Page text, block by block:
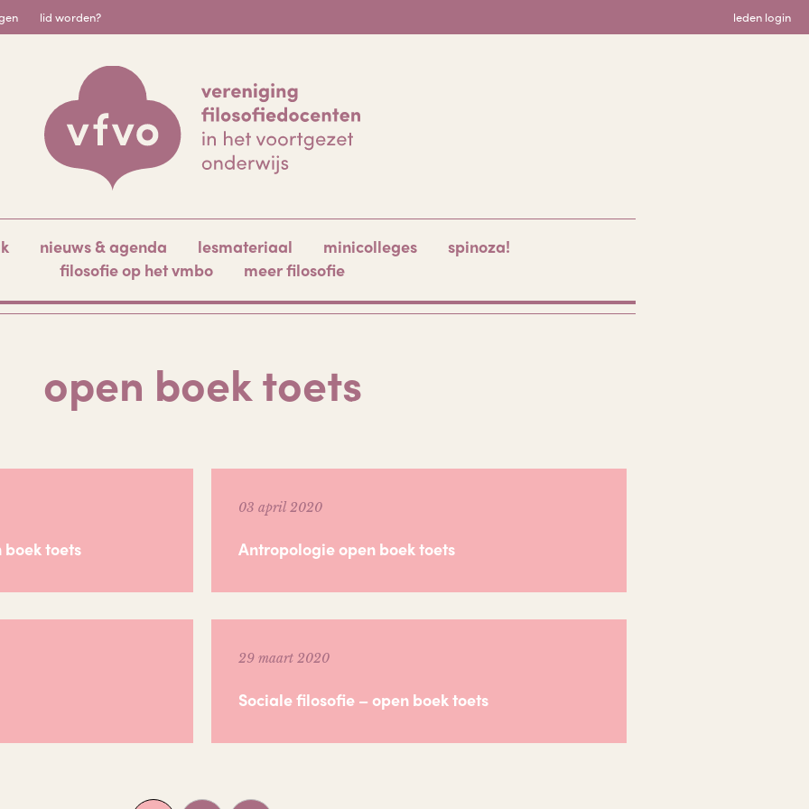
lid worden? leden login
nieuws & agenda lesmateriaal minicolleges
spinoza!
filosofie op het vmbo
meer filosofie
open boek toets
toets
03 april 2020
Antropologie open boek toets
29 maart 2020
Sociale filosofie – open boek toets